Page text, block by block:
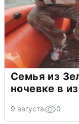
Семья из
ночевке в
9 августа 0